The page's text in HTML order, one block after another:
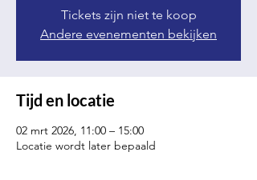
Tickets zijn niet te koop
Andere evenementen bekijken
Tijd en locatie
02 mrt 2026, 11:00 – 15:00
Locatie wordt later bepaald